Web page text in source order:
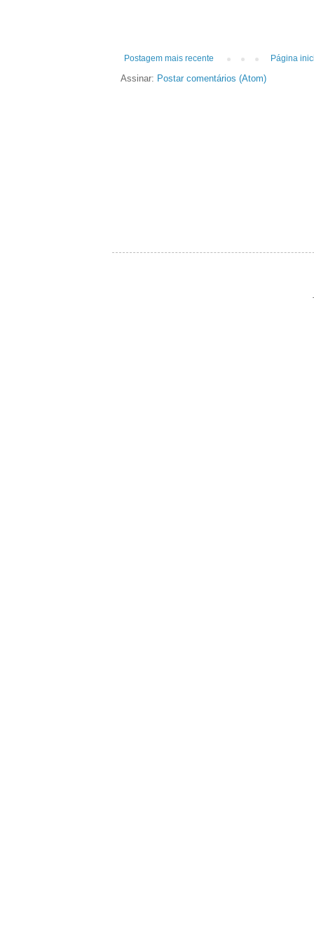
Postagem mais recente Página
Assinar: Postar comentários (Atom)